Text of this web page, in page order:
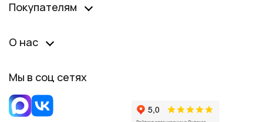
Покупателям
О нас
Мы в соц сетях